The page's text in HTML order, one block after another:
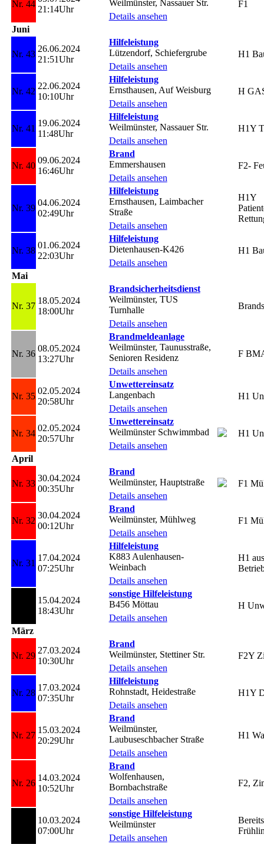
Nr. 44
21:14Uhr
Weilmünster, Nassauer Str.
Details ansehen
F1
Juni
Nr. 43
26.06.2024
21:51Uhr
Hilfeleistung
Lützendorf, Schiefergrube
Details ansehen
H1
Nr. 42
22.06.2024
10:10Uhr
Hilfeleistung
Ernsthausen, Auf Weisburg
Details ansehen
H
Nr. 41
19.06.2024
11:48Uhr
Hilfeleistung
Weilmünster, Nassauer Str.
Details ansehen
H1Y
Nr. 40
09.06.2024
16:46Uhr
Brand
Emmershausen
Details ansehen
F2-
Nr. 39
04.06.2024
02:49Uhr
Hilfeleistung
Ernsthausen, Laimbacher
Straße
Details ansehen
H1Y
Nr. 38
01.06.2024
22:03Uhr
Hilfeleistung
Dietenhausen-K426
Details ansehen
H1
Mai
Nr. 37
18.05.2024
18:00Uhr
Brandsicherheitsdienst
Weilmünster, TUS
Turnhalle
Details ansehen
Nr. 36
08.05.2024
13:27Uhr
Brandmeldeanlage
Weilmünster, Taunusstraße,
Senioren Residenz
Details ansehen
F
Nr. 35
02.05.2024
20:58Uhr
Unwettereinsatz
Langenbach
Details ansehen
H1
Nr. 34
02.05.2024
20:57Uhr
Unwettereinsatz
Weilmünster Schwimmbad
Details ansehen
H1
April
Nr. 33
30.04.2024
00:35Uhr
Brand
Weilmünster, Hauptstraße
Details ansehen
F1
Nr. 32
30.04.2024
00:12Uhr
Brand
Weilmünster, Mühlweg
Details ansehen
F1
Nr. 31
17.04.2024
07:25Uhr
Hilfeleistung
K883 Aulenhausen-
Weinbach
Details ansehen
H1
15.04.2024
18:43Uhr
sonstige Hilfeleistung
B456 Möttau
Details ansehen
H
März
Nr. 29
27.03.2024
10:30Uhr
Brand
Weilmünster, Stettiner Str.
Details ansehen
F2Y
Nr. 28
17.03.2024
07:35Uhr
Hilfeleistung
Rohnstadt, Heidestraße
Details ansehen
H1Y
Nr. 27
15.03.2024
20:29Uhr
Brand
Weilmünster,
Laubuseschbacher Straße
Details ansehen
H1
Nr. 26
14.03.2024
10:52Uhr
Brand
Wolfenhausen,
Bornbachstraße
Details ansehen
F2,
10.03.2024
07:00Uhr
sonstige Hilfeleistung
Weilmünster
Details ansehen